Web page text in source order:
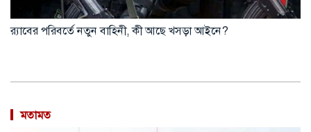
র‍্যাবের পরিবর্তে নতুন বাহিনী, কী আছে খসড়া আইনে?
মতামত